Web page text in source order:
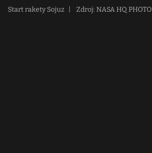
Start rakety Sojuz Zdroj: NASA HQ PHOTO